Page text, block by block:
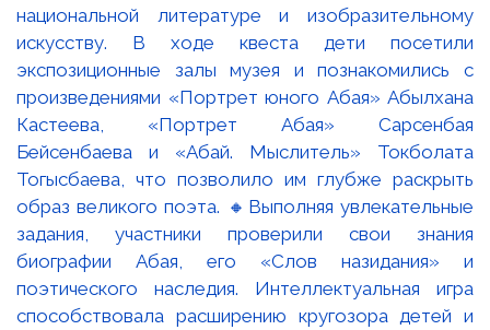
национальной литературе и изобразительному
искусству. В ходе квеста дети посетили
экспозиционные залы музея и познакомились с
произведениями «Портрет юного Абая» Абылхана
Кастеева, «Портрет Абая» Сарсенбая
Бейсенбаева и «Абай. Мыслитель» Токболата
Тогысбаева, что позволило им глубже раскрыть
образ великого поэта. 🔸Выполняя увлекательные
задания, участники проверили свои знания
биографии Абая, его «Слов назидания» и
поэтического наследия. Интеллектуальная игра
способствовала расширению кругозора детей и